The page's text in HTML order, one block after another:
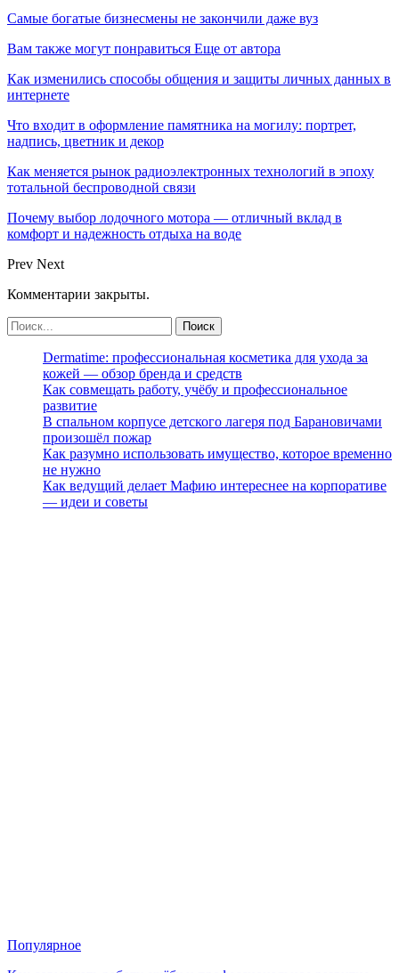
Самые богатые бизнесмены не закончили даже вуз
Вам также могут понравиться Еще от автора
Как изменились способы общения и защиты личных данных в
интернете
Что входит в оформление памятника на могилу: портрет,
надпись, цветник и декор
Как меняется рынок радиоэлектронных технологий в эпоху
тотальной беспроводной связи
Почему выбор лодочного мотора — отличный вклад в
комфорт и надежность отдыха на воде
Prev Next
Комментарии закрыты.
Dermatime: профессиональная косметика для ухода за
кожей — обзор бренда и средств
Как совмещать работу, учёбу и профессиональное
развитие
В спальном корпусе детского лагеря под Барановичами
произошёл пожар
Как разумно использовать имущество, которое временно
не нужно
Как ведущий делает Мафию интереснее на корпоративе
— идеи и советы
Популярное